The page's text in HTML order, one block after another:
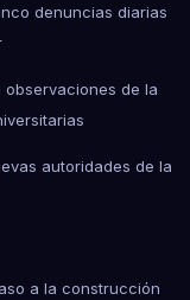
denuncias diarias
observaciones de la
autoridades de la
a la construcción